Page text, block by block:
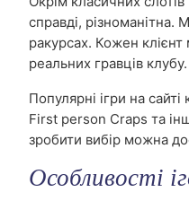
справді, різноманітна.
ракурсах. Кожен клієнт
реальних гравців клубу.
Популярні ігри на
First person Craps та
зробити вибір можна
Особливості